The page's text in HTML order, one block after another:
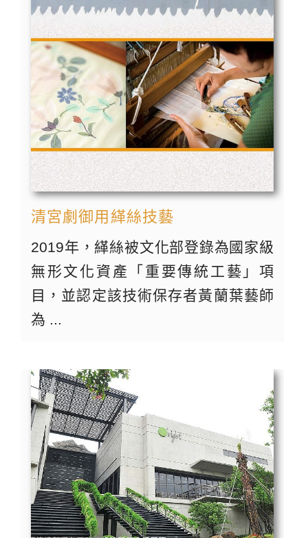
清宮劇御用緙絲技藝
2019年，緙絲被文化部登錄為國家級
無形文化資產「重要傳統工藝」項
目，並認定該技術保存者黃蘭葉藝師
為 ...